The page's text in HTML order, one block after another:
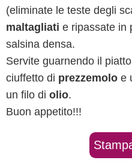
(eliminate le teste degli
maltagliati e ripassate in
salsina densa.
Servite guarnendo il
ciuffetto di prezzemolo e
un filo di olio.
Buon appetito!!!